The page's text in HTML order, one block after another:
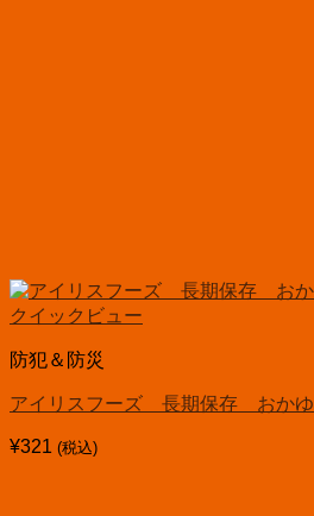
クイックビュー
防犯＆防災
アイリスフーズ 長期保存 おかゆ
¥321 (税込)